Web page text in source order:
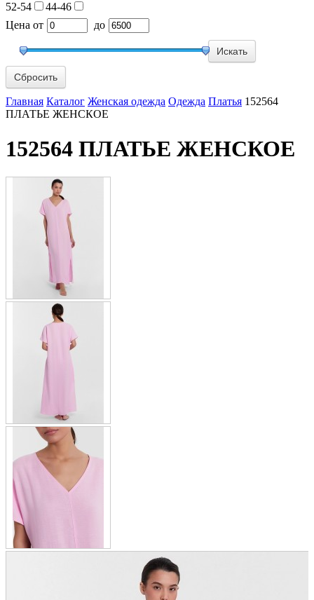
52-54
44-46
Цена от до
Сбросить
Главная Каталог Женская одежда Одежда Платья 152564
ПЛАТЬЕ ЖЕНСКОЕ
152564 ПЛАТЬЕ ЖЕНСКОЕ